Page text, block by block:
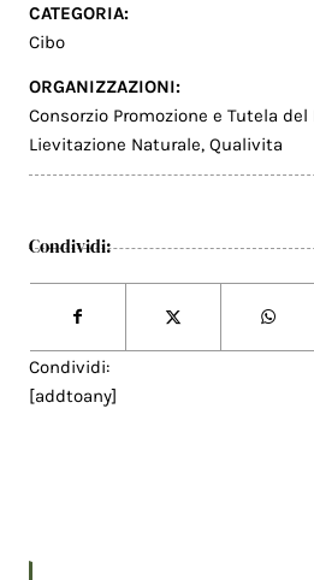
CATEGORIA:
Cibo
ORGANIZZAZIONI:
Consorzio Promozione e Tutela del
Lievitazione Naturale,Qualivita
Condividi:
Condividi:
[addtoany]